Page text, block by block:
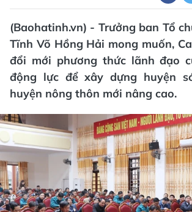
(Baohatinh.vn) - Trưởng ban Tổ
Tĩnh Võ Hồng Hải mong muốn,
đổi mới phương thức lãnh đạo
động lực để xây dựng huyện
huyện nông thôn mới nâng cao.